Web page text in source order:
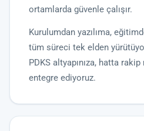
ortamlarda güvenle çalışır.
Kurulumdan yazılıma,
tüm süreci tek elden
PDKS altyapınıza, hatta
entegre ediyoruz.